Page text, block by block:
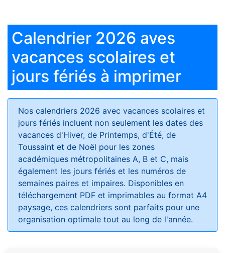
Calendrier 2026 aves
vacances scolaires et
jours fériés à imprimer
Nos calendriers 2026 avec vacances scolaires et
jours fériés incluent non seulement les dates des
vacances d'Hiver, de Printemps, d'Été, de
Toussaint et de Noël pour les zones
académiques métropolitaines A, B et C, mais
également les jours fériés et les numéros de
semaines paires et impaires. Disponibles en
téléchargement PDF et imprimables au format A4
paysage, ces calendriers sont parfaits pour une
organisation optimale tout au long de l'année.